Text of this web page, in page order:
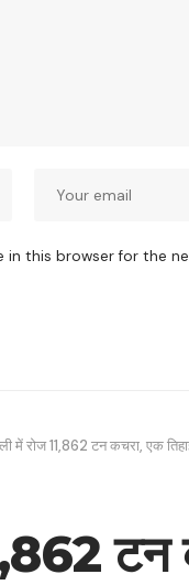
in this browser for the
में रोज 11,862 टन कचरा, एक
टन